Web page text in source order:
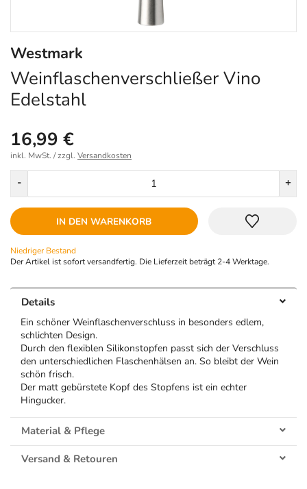
Westmark
Weinflaschenverschließer Vino
Edelstahl
16,99 €
inkl. MwSt. / zzgl. Versandkosten
- +
IN DEN WARENKORB
Niedriger Bestand
Der Artikel ist sofort versandfertig. Die Lieferzeit beträgt 2-4 Werktage.
Details
Ein schöner Weinflaschenverschluss in besonders edlem,
schlichten Design.
Durch den flexiblen Silikonstopfen passt sich der Verschluss
den unterschiedlichen Flaschenhälsen an. So bleibt der Wein
schön frisch.
Der matt gebürstete Kopf des Stopfens ist ein echter
Hingucker.
Material & Pflege
Versand & Retouren